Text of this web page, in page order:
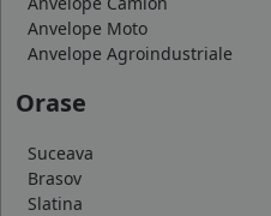
Anvelope Moto
Anvelope Agroindustriale
Orase
Suceava
Brasov
Slatina